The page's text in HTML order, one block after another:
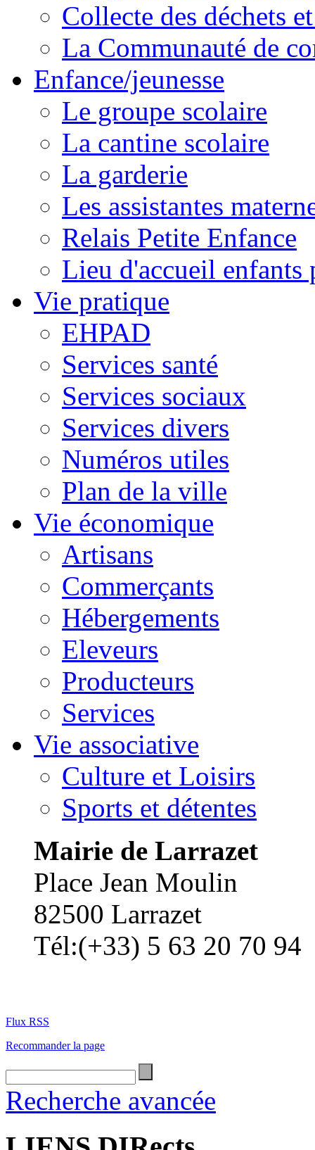
Collecte des déchets
La Communauté de
Enfance/jeunesse
Le groupe scolaire
La cantine scolaire
La garderie
Les assistantes
Relais Petite Enfance
Lieu d'accueil enfants
Vie pratique
EHPAD
Services santé
Services sociaux
Services divers
Numéros utiles
Plan de la ville
Vie économique
Artisans
Commerçants
Hébergements
Eleveurs
Producteurs
Services
Vie associative
Culture et Loisirs
Sports et détentes
Mairie de Larrazet
Place Jean Moulin
82500 Larrazet
Tél:(+33) 5 63 20 70 94
Flux RSS
Recommander la page
Recherche avancée